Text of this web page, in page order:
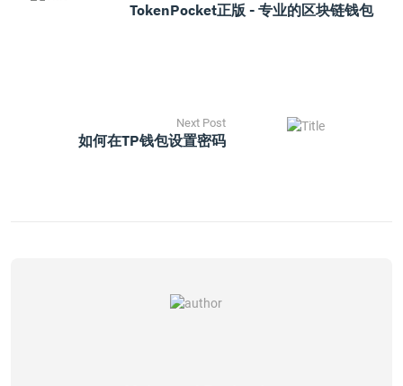
TokenPocket正版 - 专业的区块链钱包
Next Post
如何在TP钱包设置密码